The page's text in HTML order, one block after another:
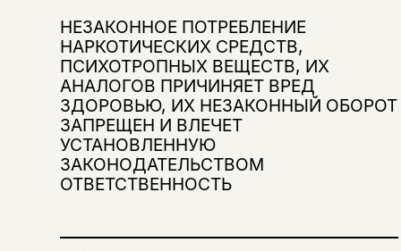
НЕЗАКОННОЕ ПОТРЕБЛЕНИЕ
НАРКОТИЧЕСКИХ СРЕДСТВ,
ПСИХОТРОПНЫХ ВЕЩЕСТВ, ИХ
АНАЛОГОВ ПРИЧИНЯЕТ ВРЕД
ЗДОРОВЬЮ, ИХ НЕЗАКОННЫЙ ОБОРОТ
ЗАПРЕЩЕН И ВЛЕЧЕТ
УСТАНОВЛЕННУЮ
ЗАКОНОДАТЕЛЬСТВОМ
ОТВЕТСТВЕННОСТЬ